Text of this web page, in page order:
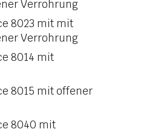
Verrohrung
8023 mit mit
Verrohrung
8014 mit
8015 mit offener
8040 mit